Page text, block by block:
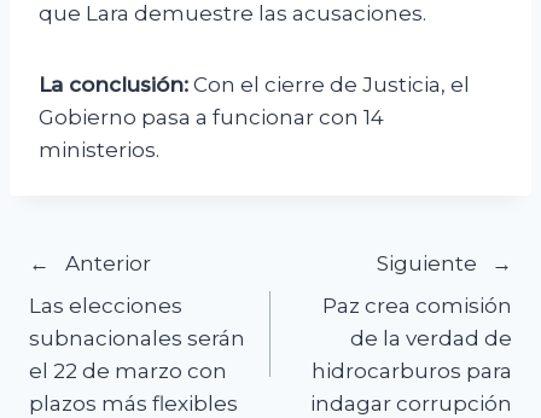
que Lara demuestre las acusaciones.
La conclusión: Con el cierre de Justicia, el
Gobierno pasa a funcionar con 14
ministerios.
Navegación
de
entradas
Anterior
Las elecciones
subnacionales serán
el 22 de marzo con
plazos más flexibles
Siguiente
Paz crea comisión
de la verdad de
hidrocarburos para
indagar corrupción